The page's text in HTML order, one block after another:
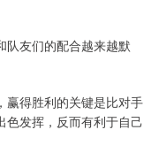
友们的配合越来越默
得胜利的关键是比对手
色发挥，反而有利于自己